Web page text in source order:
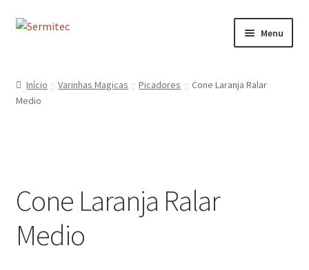
Ir
Saltar
Menu
Sobre
Contactos
Formulário de Contacto
Início Varinhas Magicas Picadores
Cone Laranja Ralar
Medio
Cone Laranja Ralar
Medio